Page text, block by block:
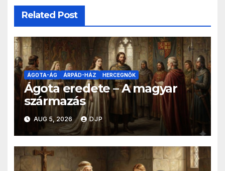
Related Post
ÁGOTA-ÁG ÁRPÁD-HÁZ HERCEGNŐK
Ágota eredete – A magyar
származás
AUG 5, 2026 DJP